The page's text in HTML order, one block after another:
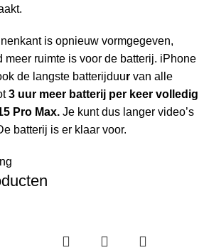
is opnieuw vormgegeven,
meer ruimte is voor de batterij. iPhone
de langste batterijduur van alle
3 uur meer batterij per keer volledig
Pro Max. Je kunt dus langer video’s
batterij is er klaar voor.